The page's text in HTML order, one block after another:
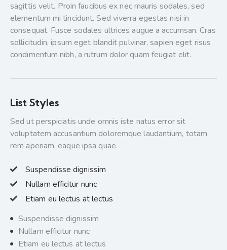
sagittis velit. Proin faucibus ex nec mauris sodales, sed
elementum mi tincidunt. Sed viverra egestas nisi in
consequat. Fusce sodales ultrices augue a accumsan. Cras
sollicitudin, ipsum eget blandit pulvinar, sapien eget risus
condimentum nibh, a rutrum dolor quam feugiat elit.
List Styles
Sed ut perspiciatis unde omnis iste natus error sit
voluptatem accusantium doloremque laudantium, totam
rem aperiam, eaque ipsa quae.
Suspendisse dignissim
Nullam efficitur nunc
Etiam eu lectus at lectus
Suspendisse dignissim
Nullam efficitur nunc
Etiam eu lectus at lectus